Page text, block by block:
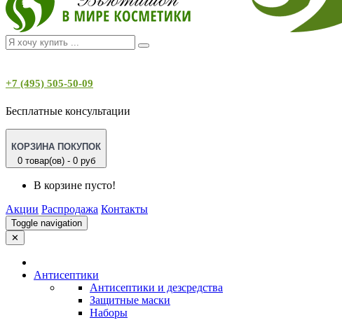
+7 (495) 505-50-09
Бесплатные консультации
КОРЗИНА ПОКУПОК
0 товар(ов) - 0 руб
В корзине пусто!
Акции Распродажа Контакты
Toggle navigation
✕
Антисептики
Антисептики и дезсредства
Защитные маски
Наборы